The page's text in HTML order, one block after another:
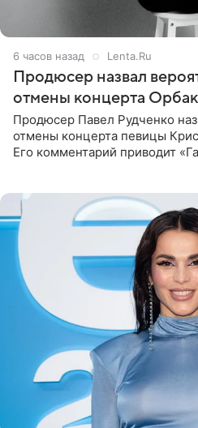
6 часов назад Lenta.Ru
Продюсер назвал
отмены концерта
Продюсер Павел Рудченко
отмены концерта певицы
Его комментарий приводит